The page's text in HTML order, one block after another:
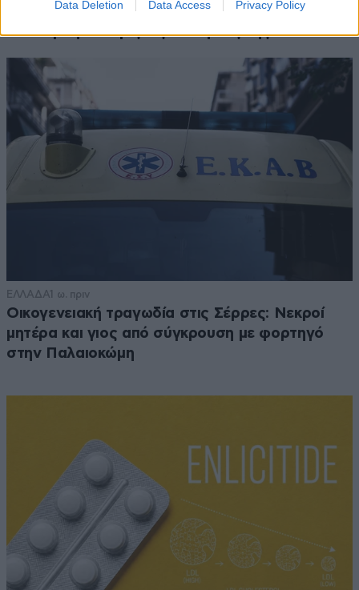
Data Deletion Data Access Privacy Policy
πολυκατοικίας στη Μιχαλακοπούλου –
Ανασύρθηκε χωρίς τις αισθήσεις της
ΕΛΛΑΔΑ1 ω. πριν
Οικογενειακή τραγωδία στις Σέρρες: Νεκροί
μητέρα και γιος από σύγκρουση με φορτηγό
στην Παλαιοκώμη